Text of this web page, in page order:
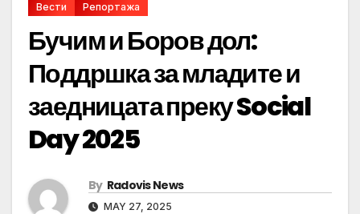
Вести Репортажа
Бучим и Боров дол:
Поддршка за младите и
заедницата преку Social
Day 2025
By Radovis News
MAY 27, 2025